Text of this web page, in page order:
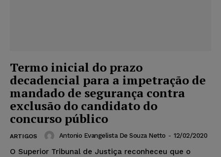
Termo inicial do prazo
decadencial para a impetração de
mandado de segurança contra
exclusão do candidato do
concurso público
ARTIGOS Antonio Evangelista De Souza Netto - 12/02/2020
O Superior Tribunal de Justiça reconheceu que o